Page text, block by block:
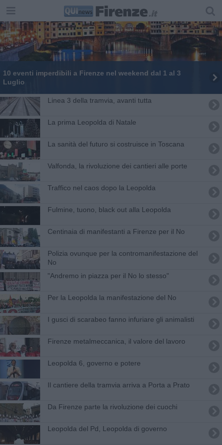
10 eventi imperdibili a Firenze nel weekend dal 1 al 3
Luglio
Linea 3 della tramvia, avanti tutta
La prima Leopolda di Natale
La sanità del futuro si costruisce in Toscana
Valfonda, la rivoluzione dei cantieri alle porte
Traffico nel caos dopo la Leopolda
Fulmine, tuono, black out alla Leopolda
Centinaia di manifestanti a Firenze per il No
Polizia ovunque per la contromanifestazione del
No
"Andremo in piazza per il No lo stesso"
Per la Leopolda la manifestazione del No
I gusci di scarabeo fanno infuriare gli animalisti
Firenze metalmeccanica, il valore del lavoro
Leopolda 6, governo e potere
​Il cantiere della tramvia arriva a Porta a Prato
Da Firenze parte la rivoluzione dei cuochi
Leopolda del Pd, Leopolda di governo